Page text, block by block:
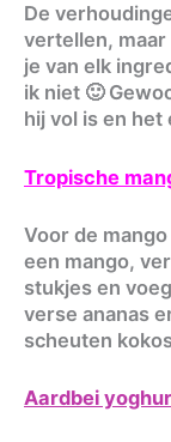
De
vertellen,
je van elk
ik niet 🙂
hij vol is en
Tropische
Voor de
een mango,
stukjes en
verse ananas
scheuten
Aardbei